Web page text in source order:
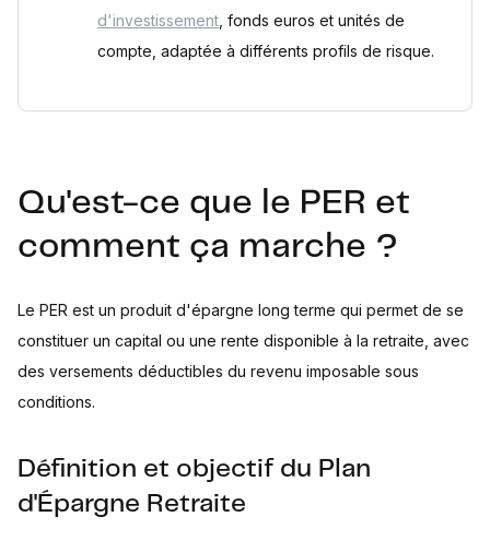
d'investissement , fonds euros et unités de
compte, adaptée à différents profils de risque.
Qu'est-ce que le PER et
comment ça marche ?
Le PER est un produit d'épargne long terme qui permet de se
constituer un capital ou une rente disponible à la retraite, avec
des versements déductibles du revenu imposable sous
conditions.
Définition et objectif du Plan
d'Épargne Retraite